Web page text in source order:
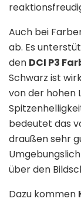
Auch bei
ab. Es
den DCI P3
Schwarz ist
von der hohen
bedeutet das
draußen sehr
über den
Dazu kommen